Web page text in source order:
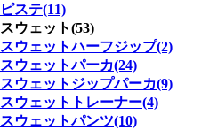
ピステ(11)
スウェット(53)
スウェットハーフジップ(2)
スウェットパーカ(24)
スウェットジップパーカ(9)
スウェットトレーナー(4)
スウェットパンツ(10)